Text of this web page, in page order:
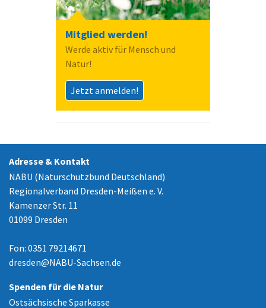
Mitglied werden!
Werde aktiv für Mensch und
Natur!
Jetzt anmelden!
Adresse & Kontakt
NABU (Naturschutzbund Deutschland)
Regionalverband Dresden-Meißen e. V.
Kamenzer Str. 11
01099 Dresden
Fon: 0351 79214671
dresden@NABU-Sachsen.de
Spenden für die Natur
Ostsächsische Sparkasse